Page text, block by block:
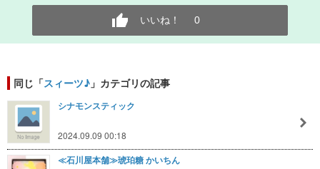
いいね！ 0
同じ「スィーツ♪ 」カテゴリの記事
シナモンスティック
2024.09.09 00:18
≪石川屋本舗≫琥珀糖 かいちん